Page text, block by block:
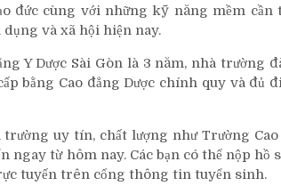
đức cùng với những kỹ năng mềm cần
và xã hội hiện nay.
Y Dược Sài Gòn là 3 năm, nhà trường
bằng Cao đẳng Dược chính quy và đủ
uy tín, chất lượng như Trường Cao
từ hôm nay. Các bạn có thể nộp hồ
tuyến trên cổng thông tin tuyển sinh.